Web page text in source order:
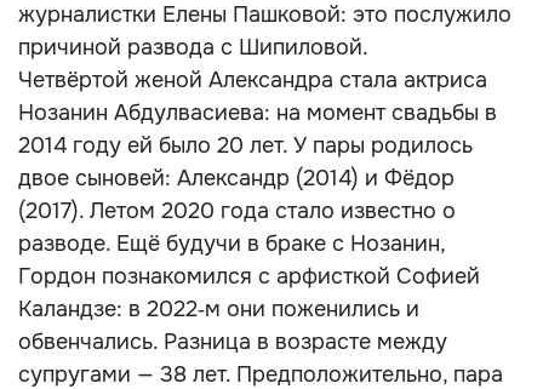
журналистки Елены Пашковой: это послужило
причиной развода с Шипиловой.
Четвёртой женой Александра стала актриса
Нозанин Абдулвасиева: на момент свадьбы в
2014 году ей было 20 лет. У пары родилось
двое сыновей: Александр (2014) и Фёдор
(2017). Летом 2020 года стало известно о
разводе. Ещё будучи в браке с Нозанин,
Гордон познакомился с арфисткой Софией
Каландзе: в 2022‑м они поженились и
обвенчались. Разница в возрасте между
супругами — 38 лет. Предположительно, пара